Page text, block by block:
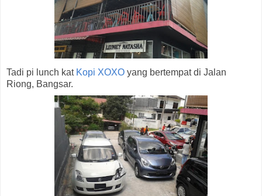
Tadi pi lunch kat Kopi XOXO yang bertempat di Jalan
Riong, Bangsar.